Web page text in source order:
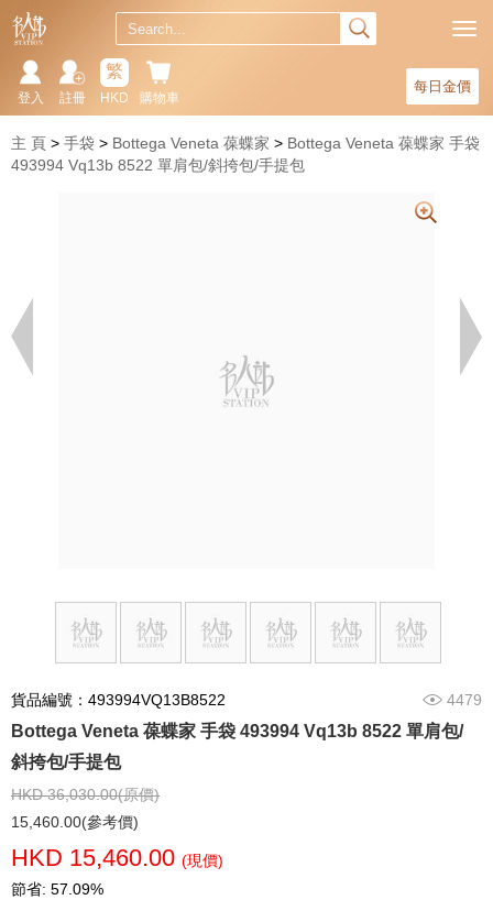
每日金價
購物車
繁
HKD
註冊
登入
主 頁 手袋 Bottega Veneta 葆蝶家
Bottega Veneta 葆蝶家 手袋
493994 Vq13b 8522 單肩包/斜挎包/手提包
貨品編號：493994VQ13B8522 4479
Bottega Veneta 葆蝶家 手袋 493994 Vq13b 8522 單肩包/
斜挎包/手提包
HKD 36,030.00(原價)
15,460.00(參考價)
HKD 15,460.00 (現價)
節省: 57.09%